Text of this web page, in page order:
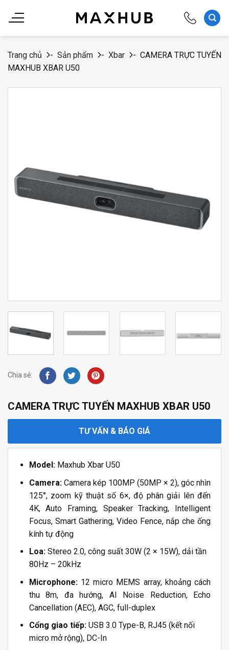
đến
Trang chủ
- Sản phẩm - Xbar - CAMERA TRỰC TUYẾN
MAXHUB XBAR U50
Chia sẻ:
CAMERA TRỰC TUYẾN MAXHUB XBAR U50
TƯ VẤN & BÁO GIÁ
Model:Maxhub Xbar U50
Camera:Camera kép 100MP (50MP × 2), góc nhìn
125°, zoom kỹ thuật số 6×, độ phân giải lên đến
4K, Auto Framing, Speaker Tracking, Intelligent
Focus, Smart Gathering, Video Fence, nắp che ống
kính tự động
Loa:Stereo 2.0, công suất 30W (2 × 15W), dải tần
80Hz – 20kHz
Microphone:12 micro MEMS array, khoảng cách
thu 8m, đa hướng, AI Noise Reduction, Echo
Cancellation (AEC), AGC, full-duplex
Cổng giao tiếp:USB 3.0 Type-B, RJ45 (kết nối
micro mở rộng), DC-In